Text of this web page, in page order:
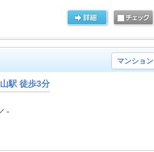
マンション
駅 徒歩3分
-